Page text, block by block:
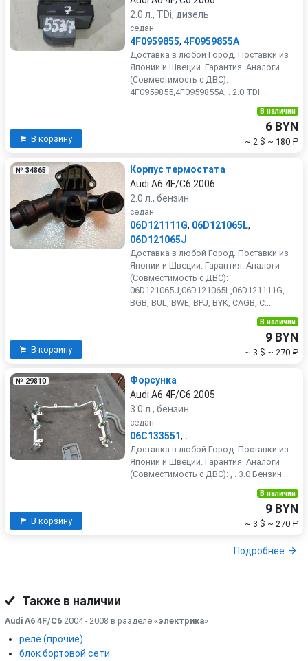
2.0 л., TDi, дизель
седан
4F0959855, 4F0959855A
Доставка в любой Город. Поставки из
Японии и Швеции. Гарантия. Аналоги
(Совместимость с ДВС):
4F0959855,4F0959855A, . 2.0 TDI. .
В корзину
В наличии
6 BYN
~ 2 $ ~ 180 ₽
№ 34865
Корпус термостата
Audi A6 4F/C6 2006
2.0 л., бензин
седан
06D121111G, 06D121065L,
06D121065J
Доставка в любой Город. Поставки из
Японии и Швеции. Гарантия. Аналоги
(Совместимость с ДВС):
06D121065J,06D121065L,06D121111G,
BGB, BUL, BWE, BPJ, BYK, CAGB, C...
В корзину
В наличии
9 BYN
~ 3 $ ~ 270 ₽
№ 29810
Форсунка
Audi A6 4F/C6 2005
3.0 л., бензин
седан
06C133551, .
Доставка в любой Город. Поставки из
Японии и Швеции. Гарантия. Аналоги
(Совместимость с ДВС): , . 3.0 Бензин. .
В корзину
В наличии
9 BYN
~ 3 $ ~ 270 ₽
Подробнее
Также в наличии
Audi A6 4F/C6 2004 - 2008 в разделе «электрика»
реле (прочие)
блок бортовой сети